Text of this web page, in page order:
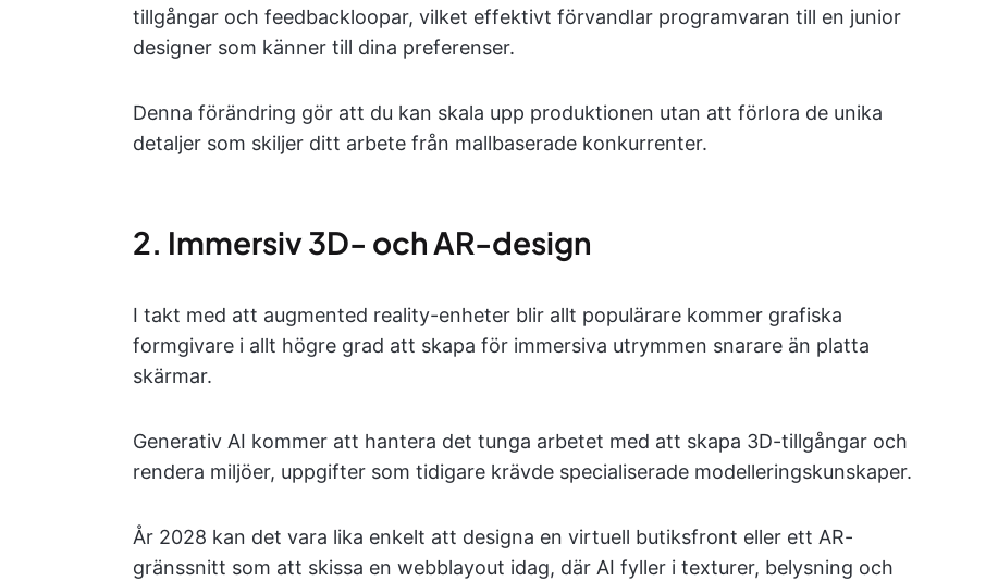
tillgångar och feedbackloopar, vilket effektivt förvandlar programvaran till en junior
designer som känner till dina preferenser.
Denna förändring gör att du kan skala upp produktionen utan att förlora de unika
detaljer som skiljer ditt arbete från mallbaserade konkurrenter.
2. Immersiv 3D- och AR-design
I takt med att augmented reality-enheter blir allt populärare kommer grafiska
formgivare i allt högre grad att skapa för immersiva utrymmen snarare än platta
skärmar.
Generativ AI kommer att hantera det tunga arbetet med att skapa 3D-tillgångar och
rendera miljöer, uppgifter som tidigare krävde specialiserade modelleringskunskaper.
År 2028 kan det vara lika enkelt att designa en virtuell butiksfront eller ett AR-
gränssnitt som att skissa en webblayout idag, där AI fyller i texturer, belysning och